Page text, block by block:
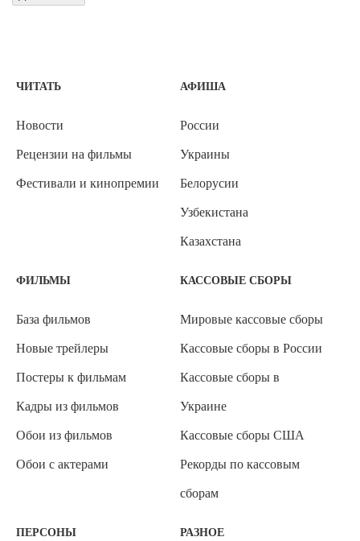
ЧИТАТЬ
Новости
Рецензии на фильмы
Фестивали и кинопремии
АФИША
России
Украины
Белорусии
Узбекистана
Казахстана
ФИЛЬМЫ
База фильмов
Новые трейлеры
Постеры к фильмам
Кадры из фильмов
Обои из фильмов
Обои с актерами
КАССОВЫЕ СБОРЫ
Мировые кассовые сборы
Кассовые сборы в России
Кассовые сборы в
Украине
Кассовые сборы США
Рекорды по кассовым
сборам
ПЕРСОНЫ РАЗНОЕ